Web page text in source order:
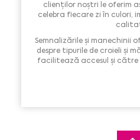
clienților noștri le oferim
celebra fiecare zi în culori,
Semnalizările și
despre tipurile de croieli și
facilitează accesul și către